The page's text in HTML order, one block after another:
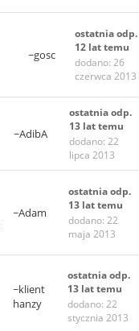
~gosc
ostatnia odp.
12 lat temu
dodano: 26
czerwca 2013
~AdibA
ostatnia odp.
13 lat temu
dodano: 22
lipca 2013
~Adam
ostatnia odp.
13 lat temu
dodano: 22
maja 2013
~klient
hanzy
ostatnia odp.
13 lat temu
dodano: 22
stycznia 2013